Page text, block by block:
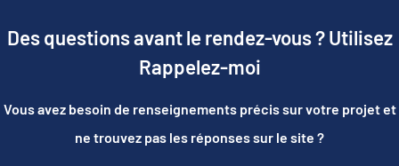
Des questions avant le rendez-vous ? Utilisez
Rappelez-moi
Vous avez besoin de renseignements précis sur votre projet et
ne trouvez pas les réponses sur le site ?